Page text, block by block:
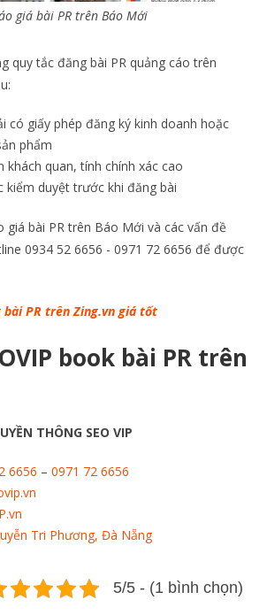
giá bài PR trên Báo Mới
quy tắc đăng bài PR quảng cáo trên
có giấy phép đăng ký kinh doanh hoặc
phẩm
khách quan, tính chính xác cao
kiểm duyệt trước khi đăng bài
giá bài PR trên Báo Mới và các vấn đề
0934 52 6656 - 0971 72 6656 để được
bài PR trên Zing.vn giá tốt
book bài PR trên
THÔNG SEO VIP
6656 – 0971 72 6656
Tri Phương, Đà Nẵng
5/5 - (1 bình chọn)